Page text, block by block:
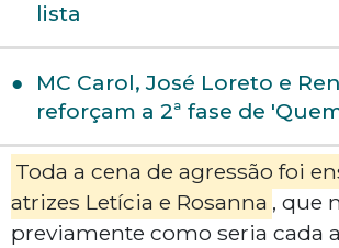
lista
MC Carol, José Loreto e
reforçam a 2ª fase de
Toda a cena de agressão foi
atrizes Letícia e Rosanna , que
previamente como seria cada